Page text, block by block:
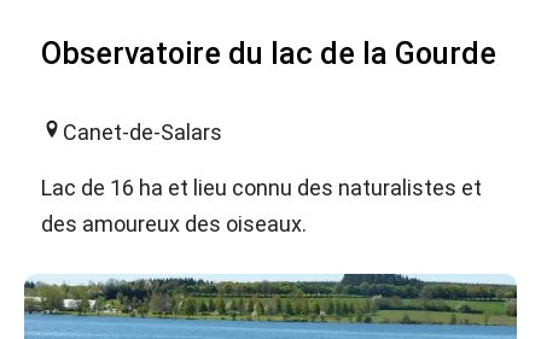
Observatoire du lac de la Gourde
Canet-de-Salars
Lac de 16 ha et lieu connu des naturalistes et
des amoureux des oiseaux.